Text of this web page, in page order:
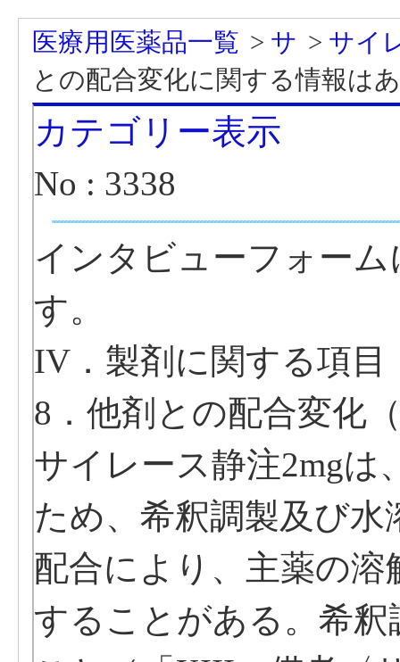
医療用医薬品一覧 > サ > サイ
との配合変化に関する情報は
カテゴリー表示
No : 3338
インタビューフォー
す。
IV．製剤に関する項目
8．他剤との配合変化
サイレース静注2mgは
ため、希釈調製及び
配合により、主薬の
することがある。希